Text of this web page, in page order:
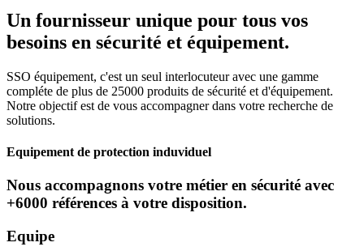
Un fournisseur unique pour tous vos
besoins en sécurité et équipement.
SSO équipement, c'est un seul interlocuteur avec une gamme
compléte de plus de 25000 produits de sécurité et d'équipement.
Notre objectif est de vous accompagner dans votre recherche de
solutions.
Equipement de protection induviduel
Nous accompagnons votre métier en sécurité avec
+6000 références à votre disposition.
Equipe